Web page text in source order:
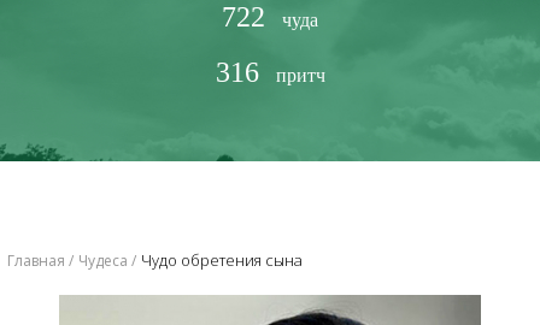
722 чуда
316 притч
Главная Чудеса Чудо обретения сына